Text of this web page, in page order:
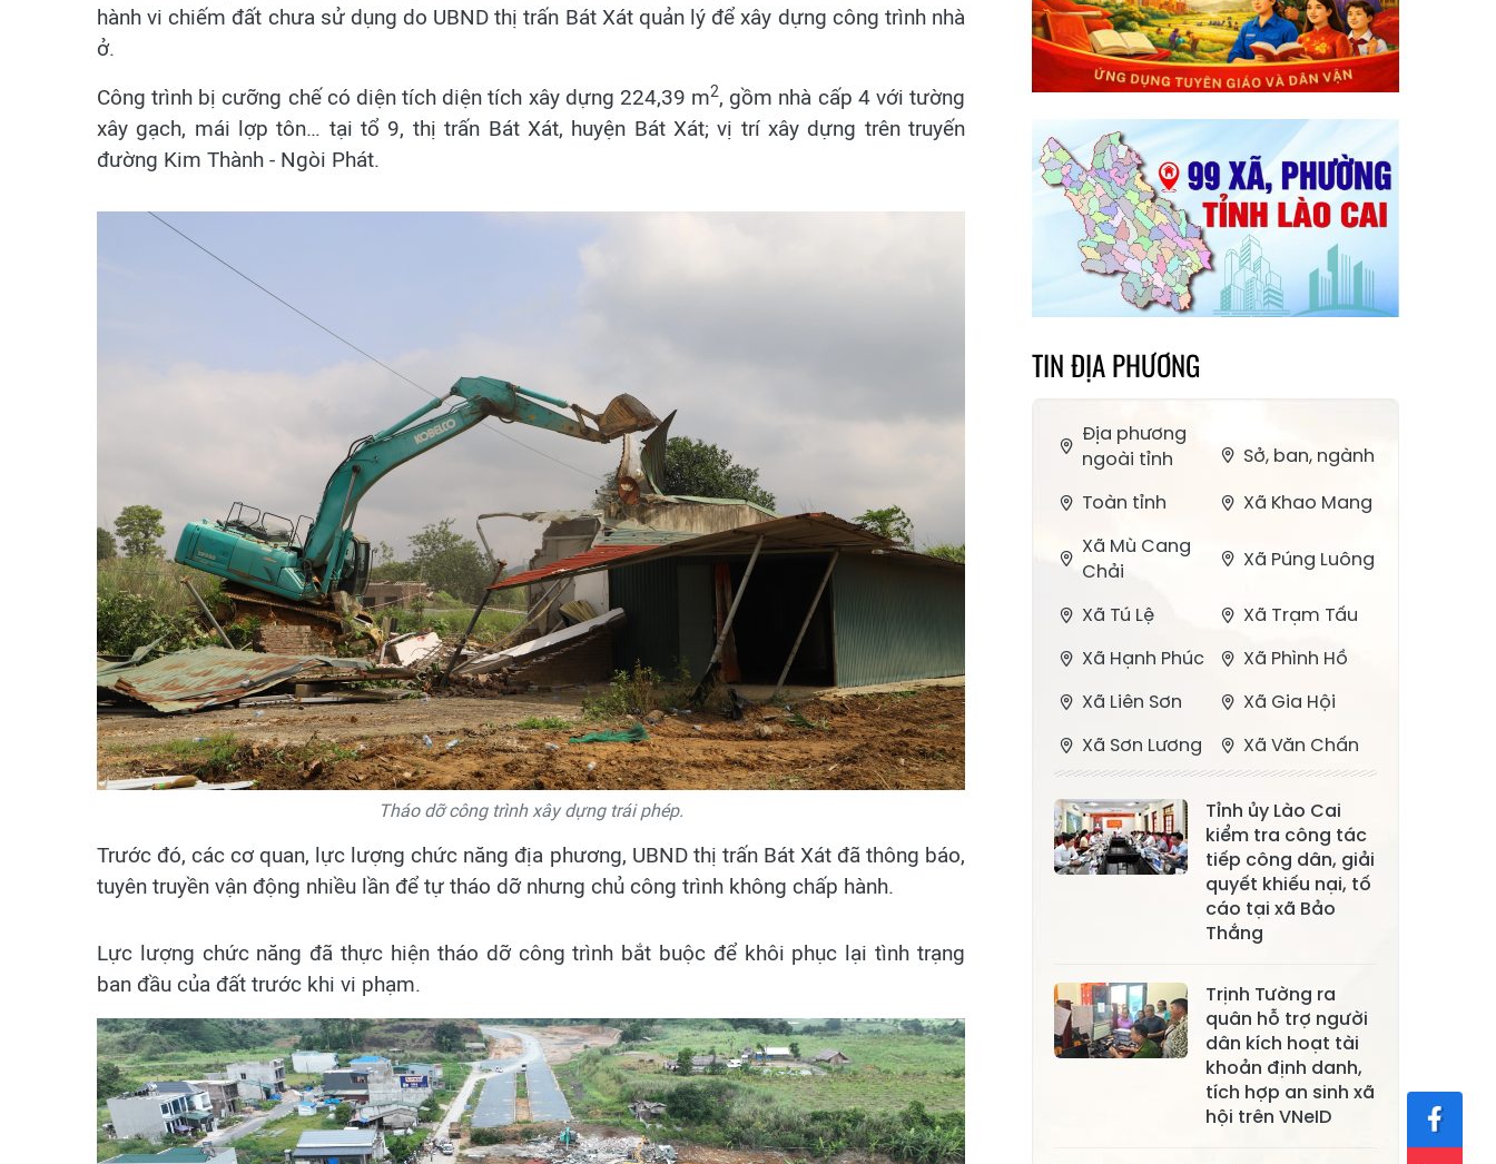
hành vi chiếm đất chưa sử dụng do UBND thị trấn Bát Xát quản lý để xây dựng công trình nhà
ở.
Công trình bị cưỡng chế có diện tích diện tích xây dựng 224,39 m2, gồm nhà cấp 4 với tường
xây gạch, mái lợp tôn… tại tổ 9, thị trấn Bát Xát, huyện Bát Xát; vị trí xây dựng trên truyến
đường Kim Thành - Ngòi Phát.
Tháo dỡ công trình xây dựng trái phép.
Trước đó, các cơ quan, lực lượng chức năng địa phương, UBND thị trấn Bát Xát đã thông báo,
tuyên truyền vận động nhiều lần để tự tháo dỡ nhưng chủ công trình không chấp hành.
Lực lượng chức năng đã thực hiện tháo dỡ công trình bắt buộc để khôi phục lại tình trạng
ban đầu của đất trước khi vi phạm.
TIN ĐỊA PHƯƠNG
Địa phương
ngoài tỉnh
Sở, ban, ngành
Toàn tỉnh
Xã Khao Mang
Xã Mù Cang
Chải
Xã Púng Luông
Xã Tú Lệ
Xã Trạm Tấu
Xã Hạnh Phúc
Xã Phình Hồ
Xã Liên Sơn
Xã Gia Hội
Xã Sơn Lương
Xã Văn Chấn
Bằng La
Xã Chấn Thịnh
Xã Nghĩa Tâm
Xã Phong Dụ
Hạ
Xã Lâm Giang
Cuông
Xã Tân Hợp
Xã Mậu A Xã Xuân Ái
Xã Lâm
Thượng
Tỉnh ủy Lào Cai
kiểm tra công tác
tiếp công dân, giải
quyết khiếu nại, tố
cáo tại xã Bảo
Thắng
Trịnh Tường ra
quân hỗ trợ người
dân kích hoạt tài
khoản định danh,
tích hợp an sinh xã
hội trên VNeID